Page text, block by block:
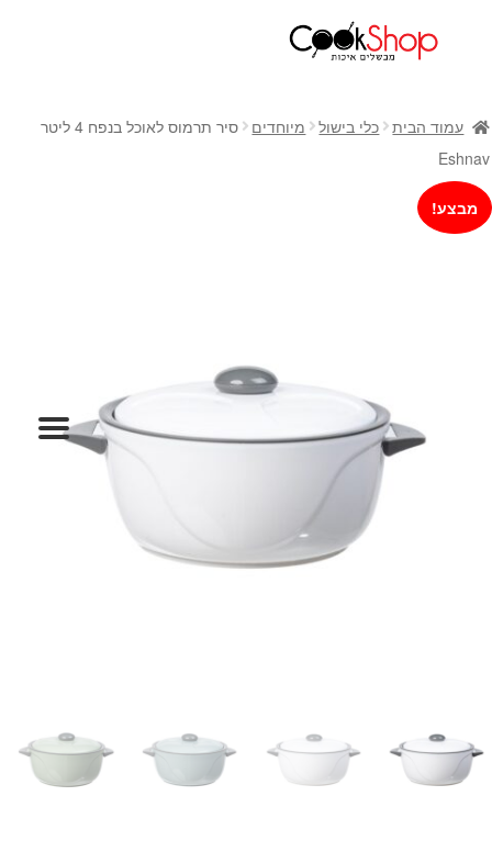
חנות
כלי בישול
סירים
מחבתות
כלי הגשה ואירוח
קפה ותה
גיפט קארד
המותגים שלנו
מתנות לחנוכת בית
עמוד הבית כלי בישול מיוחדים
סיר תרמוס לאוכל בנפח 4 ליטר
Eshnav
מבצע!